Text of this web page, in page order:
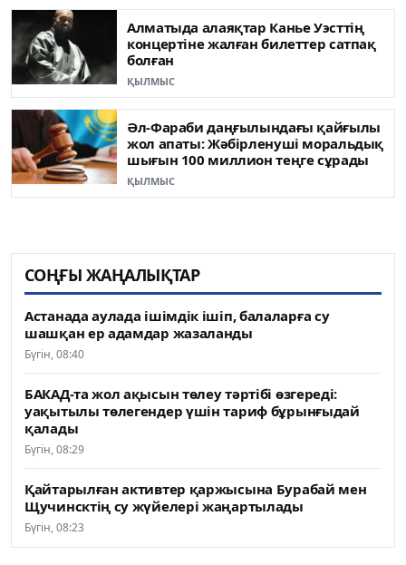
Алматыда алаяқтар Канье Уэсттің
концертіне жалған билеттер сатпақ
болған
ҚЫЛМЫС
Әл-Фараби даңғылындағы қайғылы
жол апаты: Жәбірленуші моральдық
шығын 100 миллион теңге сұрады
ҚЫЛМЫС
СОҢҒЫ ЖАҢАЛЫҚТАР
Астанада аулада ішімдік ішіп, балаларға су
шашқан ер адамдар жазаланды
Бүгін, 08:40
БАКАД-та жол ақысын төлеу тәртібі өзгереді:
уақытылы төлегендер үшін тариф бұрынғыдай
қалады
Бүгін, 08:29
Қайтарылған активтер қаржысына Бурабай мен
Щучинсктің су жүйелері жаңартылады
Бүгін, 08:23